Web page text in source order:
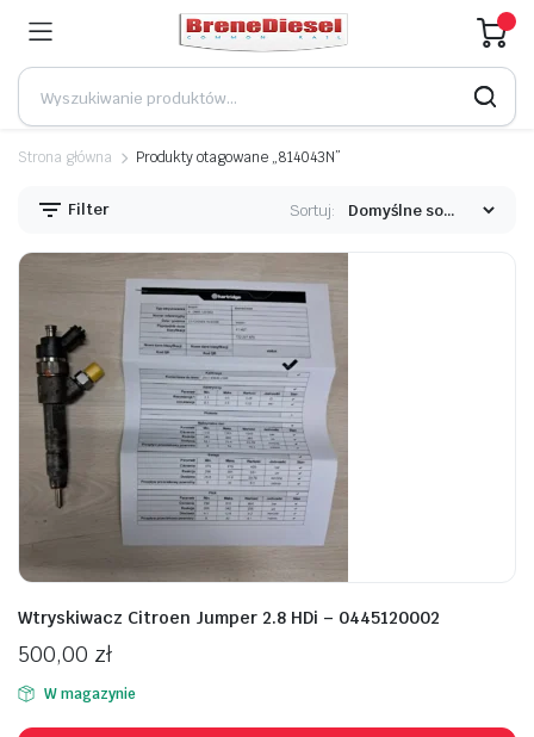
Strona główna Produkty otagowane „814043N”
Filter Sortuj:
Wtryskiwacz Citroen Jumper 2.8 HDi – 0445120002
500,00 zł
W magazynie